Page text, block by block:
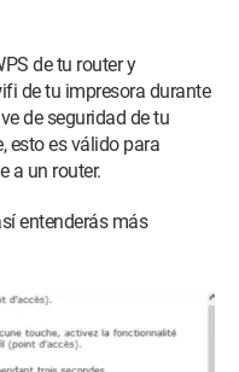
de tu router y
de tu impresora durante
de seguridad de tu
esto es válido para
a un router.
entenderás más